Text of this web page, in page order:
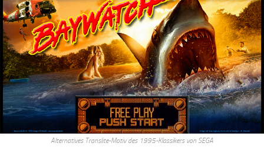
Alternatives Translite-Motiv des 1995-Klassikers von SEGA